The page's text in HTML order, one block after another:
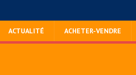
ACTUALITÉ ACHETER-VENDRE